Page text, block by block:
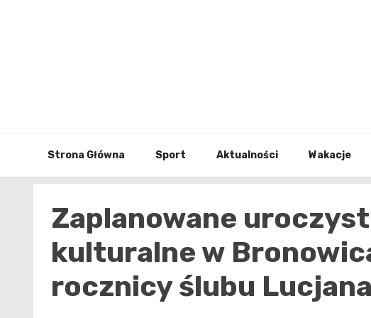
Strona Główna Sport Aktualności Wakacje
Zaplanowane
kulturalne w
rocznicy ślubu